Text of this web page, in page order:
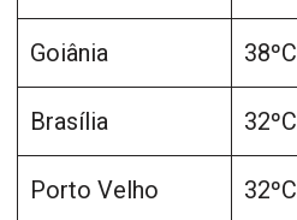
Goiânia 38ºC
Brasília 32ºC
Porto Velho 32ºC